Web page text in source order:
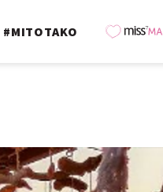
#MITOTAKO